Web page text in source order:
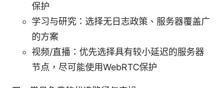
保护
学习与研究：选择无日志政策、服务器覆盖广
的方案
视频/直播：优先选择具有较小延迟的服务器
节点，尽可能使用WebRTC保护